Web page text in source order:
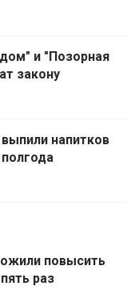
и "Позорная
закону
напитков
повысить
раз